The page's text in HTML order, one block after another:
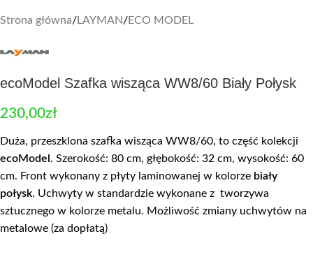
Strona główna/LAYMAN/ECO MODEL
ecoModel Szafka wisząca WW8/60 Biały Połysk
230,00zł
Duża, przeszklona szafka wisząca WW8/60, to część kolekcji
ecoModel . Szerokość: 80 cm, głębokość: 32 cm, wysokość: 60
cm. Front wykonany z płyty laminowanej w kolorze biały
połysk. Uchwyty w standardzie wykonane z tworzywa
sztucznego w kolorze metalu. Możliwość zmiany uchwytów na
metalowe (za dopłatą)